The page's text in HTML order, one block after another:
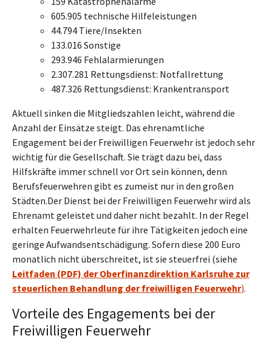
605.905 technische Hilfeleistungen
44.794 Tiere/Insekten
133.016 Sonstige
293.946 Fehlalarmierungen
2.307.281 Rettungsdienst: Notfallrettung
487.326 Rettungsdienst: Krankentransport
Aktuell sinken die Mitgliedszahlen leicht, während die
Anzahl der Einsätze steigt. Das ehrenamtliche
Engagement bei der Freiwilligen Feuerwehr ist jedoch sehr
wichtig für die Gesellschaft. Sie trägt dazu bei, dass
Hilfskräfte immer schnell vor Ort sein können, denn
Berufsfeuerwehren gibt es zumeist nur in den großen
Städten.Der Dienst bei der Freiwilligen Feuerwehr wird als
Ehrenamt geleistet und daher nicht bezahlt. In der Regel
erhalten Feuerwehrleute für ihre Tätigkeiten jedoch eine
geringe Aufwandsentschädigung. Sofern diese 200 Euro
monatlich nicht überschreitet, ist sie steuerfrei (siehe
Leitfaden (PDF) der Oberfinanzdirektion Karlsruhe zur
steuerlichen Behandlung der freiwilligen Feuerwehr).
Vorteile des Engagements bei der
Freiwilligen Feuerwehr